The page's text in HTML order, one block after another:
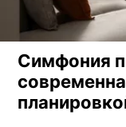
Симфония